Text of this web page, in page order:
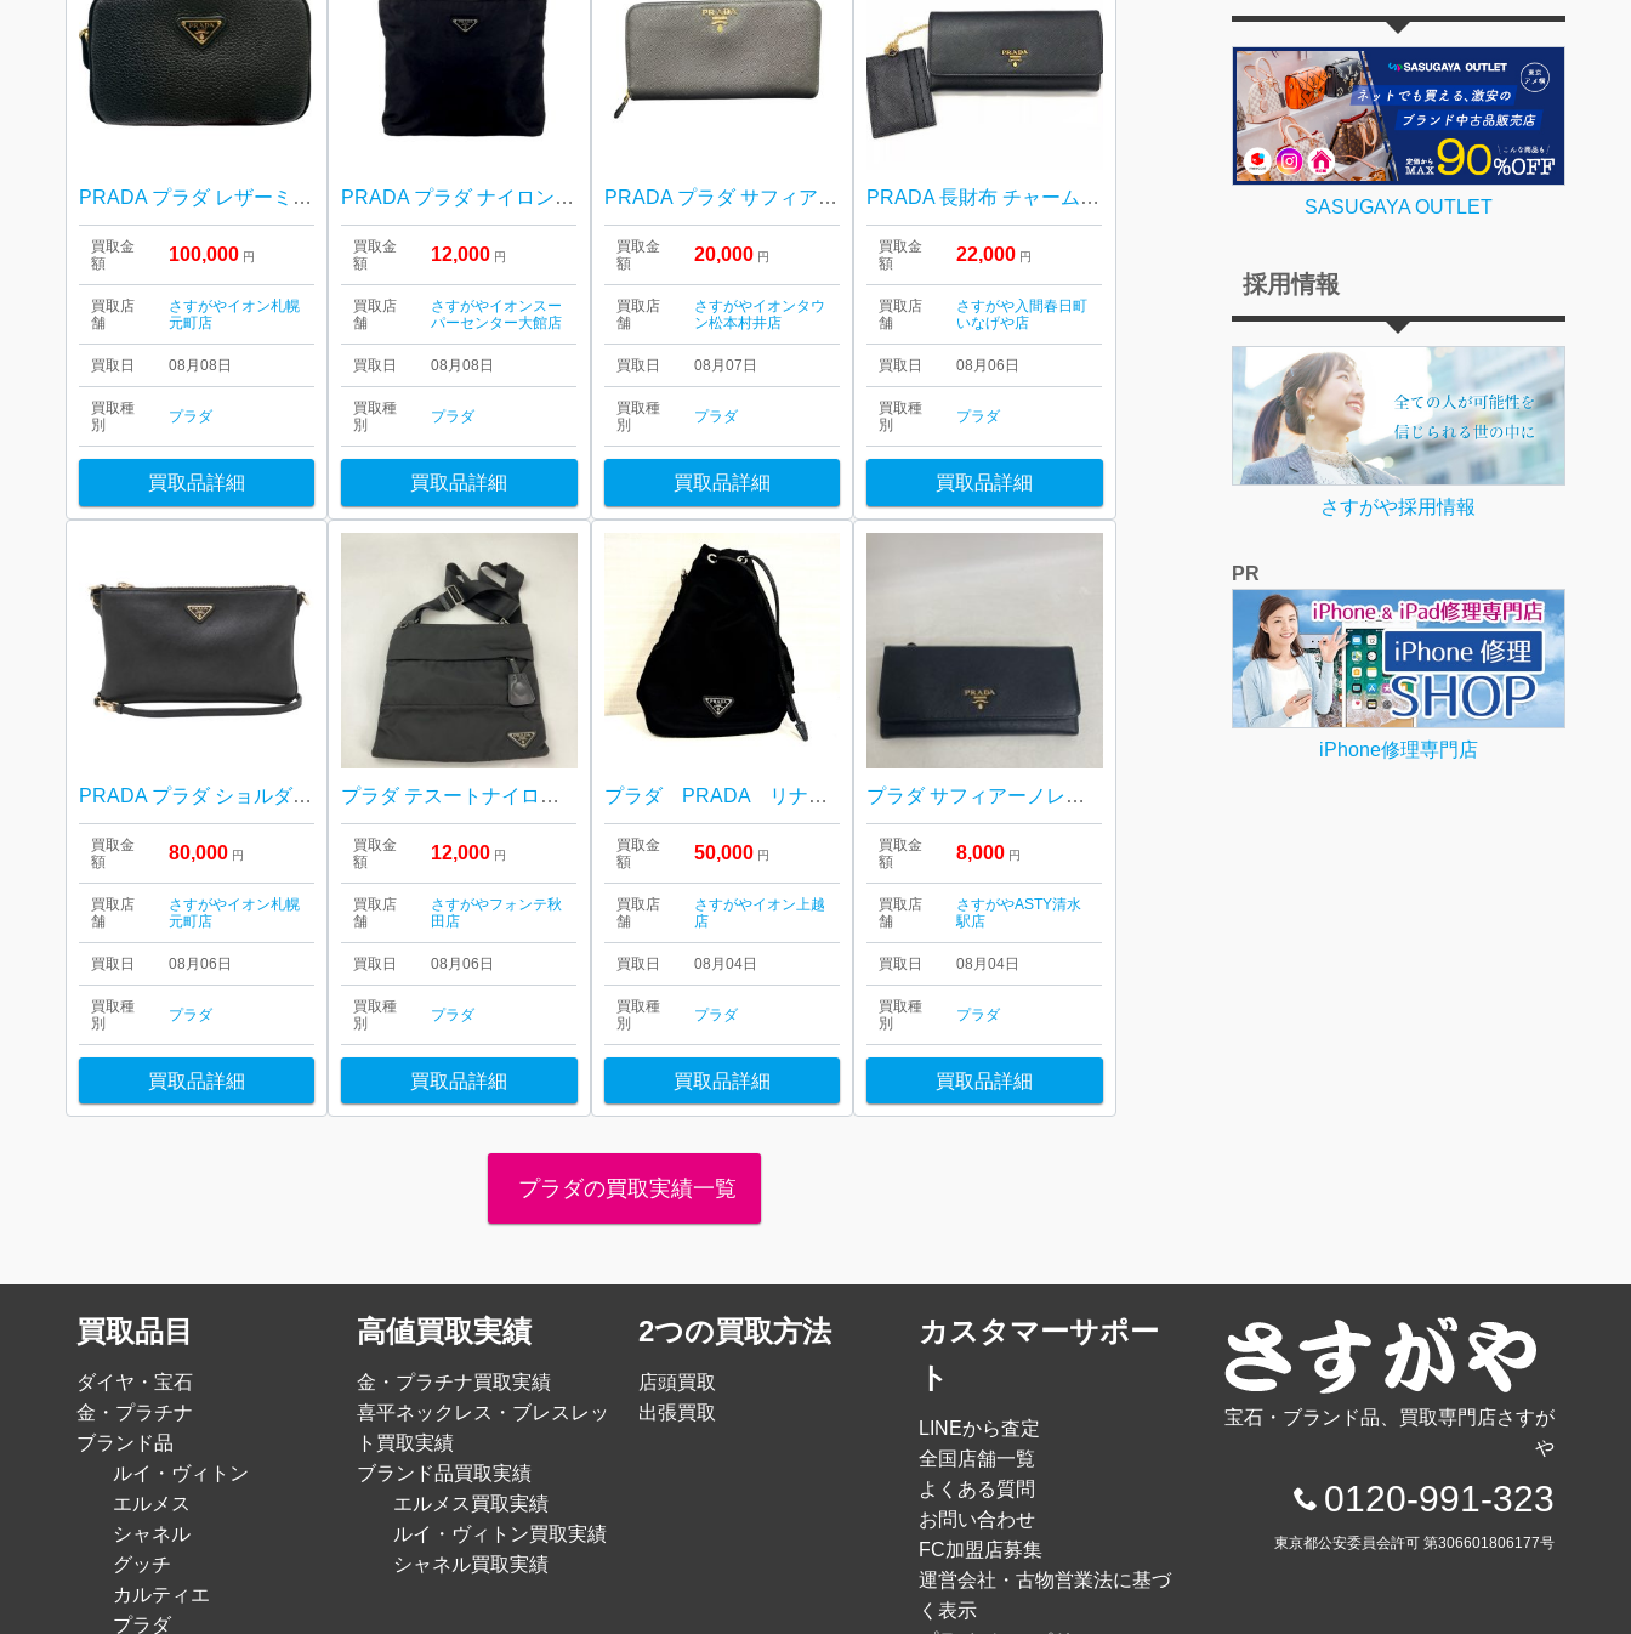
PRADA プラダ レザーミニバッグ 札幌市 東区 元町
買取金
額
100,000 円
買取店
舗
さすがやイオン札幌
元町店
買取日 08月08日
買取種
別
プラダ
買取品詳細
PRADA プラダ ナイロンバッグ
買取金
額
12,000 円
買取店
舗
さすがやイオンスー
パーセンター大館店
買取日 08月08日
買取種
別
プラダ
買取品詳細
PRADA プラダ サフィアーノレザー ラウンドジップ長財布
買取金
額
20,000 円
買取店
舗
さすがやイオンタウ
ン松本村井店
買取日 08月07日
買取種
別
プラダ
買取品詳細
PRADA 長財布 チャーム付| 埼玉県飯能市赤沢
買取金
額
22,000 円
買取店
舗
さすがや入間春日町
いなげや店
買取日 08月06日
買取種
別
プラダ
買取品詳細
PRADA プラダ ショルダーバッグ レザー1BC238 札幌市 東区 元町
買取金
額
80,000 円
買取店
舗
さすがやイオン札幌
元町店
買取日 08月06日
買取種
別
プラダ
買取品詳細
プラダ テスートナイロン ショルダーバッグ
買取金
額
12,000 円
買取店
舗
さすがやフォンテ秋
田店
買取日 08月06日
買取種
別
プラダ
買取品詳細
プラダ PRADA リナイロン バッグ
買取金
額
50,000 円
買取店
舗
さすがやイオン上越
店
買取日 08月04日
買取種
別
プラダ
買取品詳細
プラダ サフィアーノレザー フラップ長財布
買取金
額
8,000 円
買取店
舗
さすがやASTY清水
駅店
買取日 08月04日
買取種
別
プラダ
買取品詳細
プラダの買取実績一覧
SASUGAYA OUTLET
採用情報
さすがや採用情報
PR
iPhone修理専門店
買取品目
ダイヤ・宝石
金・プラチナ
ブランド品
ルイ・ヴィトン
エルメス
シャネル
グッチ
カルティエ
プラダ
高値買取実績
金・プラチナ買取実績
喜平ネックレス・ブレスレッ
ト買取実績
ブランド品買取実績
エルメス買取実績
ルイ・ヴィトン買取実績
シャネル買取実績
2つの買取方法
店頭買取
出張買取
カスタマーサポー
ト
LINEから査定
全国店舗一覧
よくある質問
お問い合わせ
FC加盟店募集
運営会社・古物営業法に基づ
く表示
宝石・ブランド品、買取専門店さすが
や
0120-991-323
東京都公安委員会許可 第306601806177号